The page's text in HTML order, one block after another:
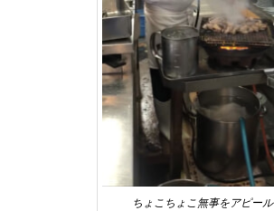
ちょこちょこ無事をアピール